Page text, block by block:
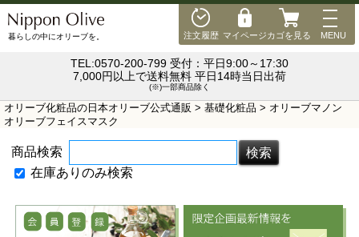
注文履歴 マイページカゴを見る
MENU
MENU
暮らしの中にオリーブを。
TEL:0570-200-799 受付：平日9:00～17:30
7,000円以上で送料無料 平日14時当日出荷
(※)一部商品除く
オリーブ化粧品の日本オリーブ公式通販 > 基礎化粧品 > オリーブマノン
オリーブフェイスマスク
商品検索
在庫ありのみ検索